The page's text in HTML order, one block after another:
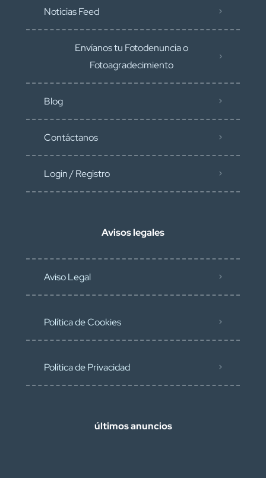
Noticias Feed
Envíanos tu Fotodenuncia o
Fotoagradecimiento
Blog
Contáctanos
Login / Registro
Avisos legales
Aviso Legal
Política de Cookies
Política de Privacidad
últimos anuncios